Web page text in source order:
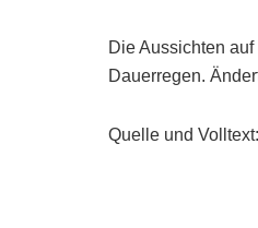
Die Aussichten
Dauerregen.
Quelle und Volltext: